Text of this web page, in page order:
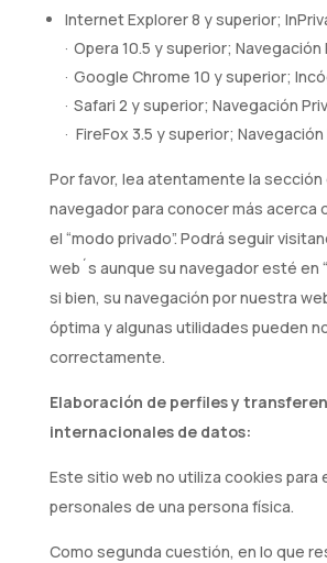
Internet Explorer 8 y superior;
· Opera 10.5 y superior; Navegación
· Google Chrome 10 y superior;
· Safari 2 y superior; Navegación
· FireFox 3.5 y superior; Navegación
Por favor, lea atentamente la sección
navegador para conocer más acerca
el “modo privado”. Podrá seguir
web´s aunque su navegador esté en
si bien, su navegación por nuestra
óptima y algunas utilidades pueden
correctamente.
Elaboración de perfiles y
internacionales de datos:
Este sitio web no utiliza cookies para
personales de una persona física.
Como segunda cuestión, en lo que